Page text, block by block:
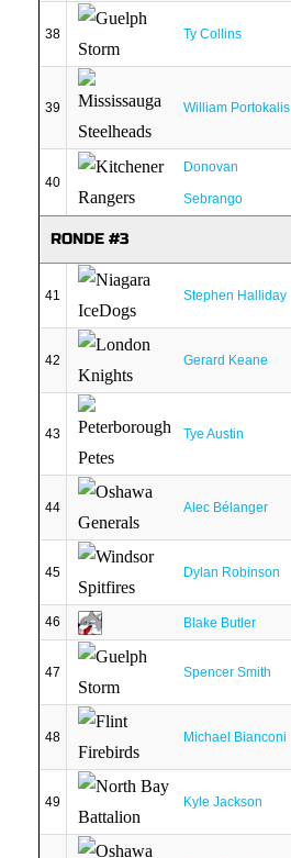
38 Ty Collins
39 William Portokalis
40
Donovan
Sebrango
RONDE #3
41 Stephen Halliday
42 Gerard Keane
43 Tye Austin
44 Alec Bélanger
45 Dylan Robinson
46 Blake Butler
47 Spencer Smith
48 Michael Bianconi
49 Kyle Jackson